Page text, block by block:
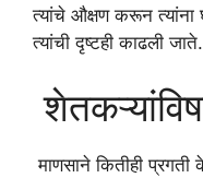
त्यांचे औक्षण करून त्यांना
त्यांची दृष्टही काढली जाते.
माणसाने कितीही